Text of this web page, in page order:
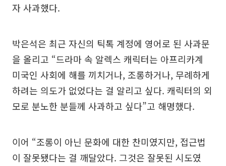
자 사과했다.
박은석은 최근 자신의 틱톡 계정에 영어로 된 사과문
을 올리고 “드라마 속 알렉스 캐릭터는 아프리카계
미국인 사회에 해를 끼치거나, 조롱하거나, 무례하게
하려는 의도가 없었다는 걸 알리고 싶다. 캐릭터의 외
모로 분노한 분들께 사과하고 싶다”고 해명했다.
이어 “조롱이 아닌 문화에 대한 찬미였지만, 접근법
이 잘못됐다는 걸 깨달았다. 그것은 잘못된 시도였